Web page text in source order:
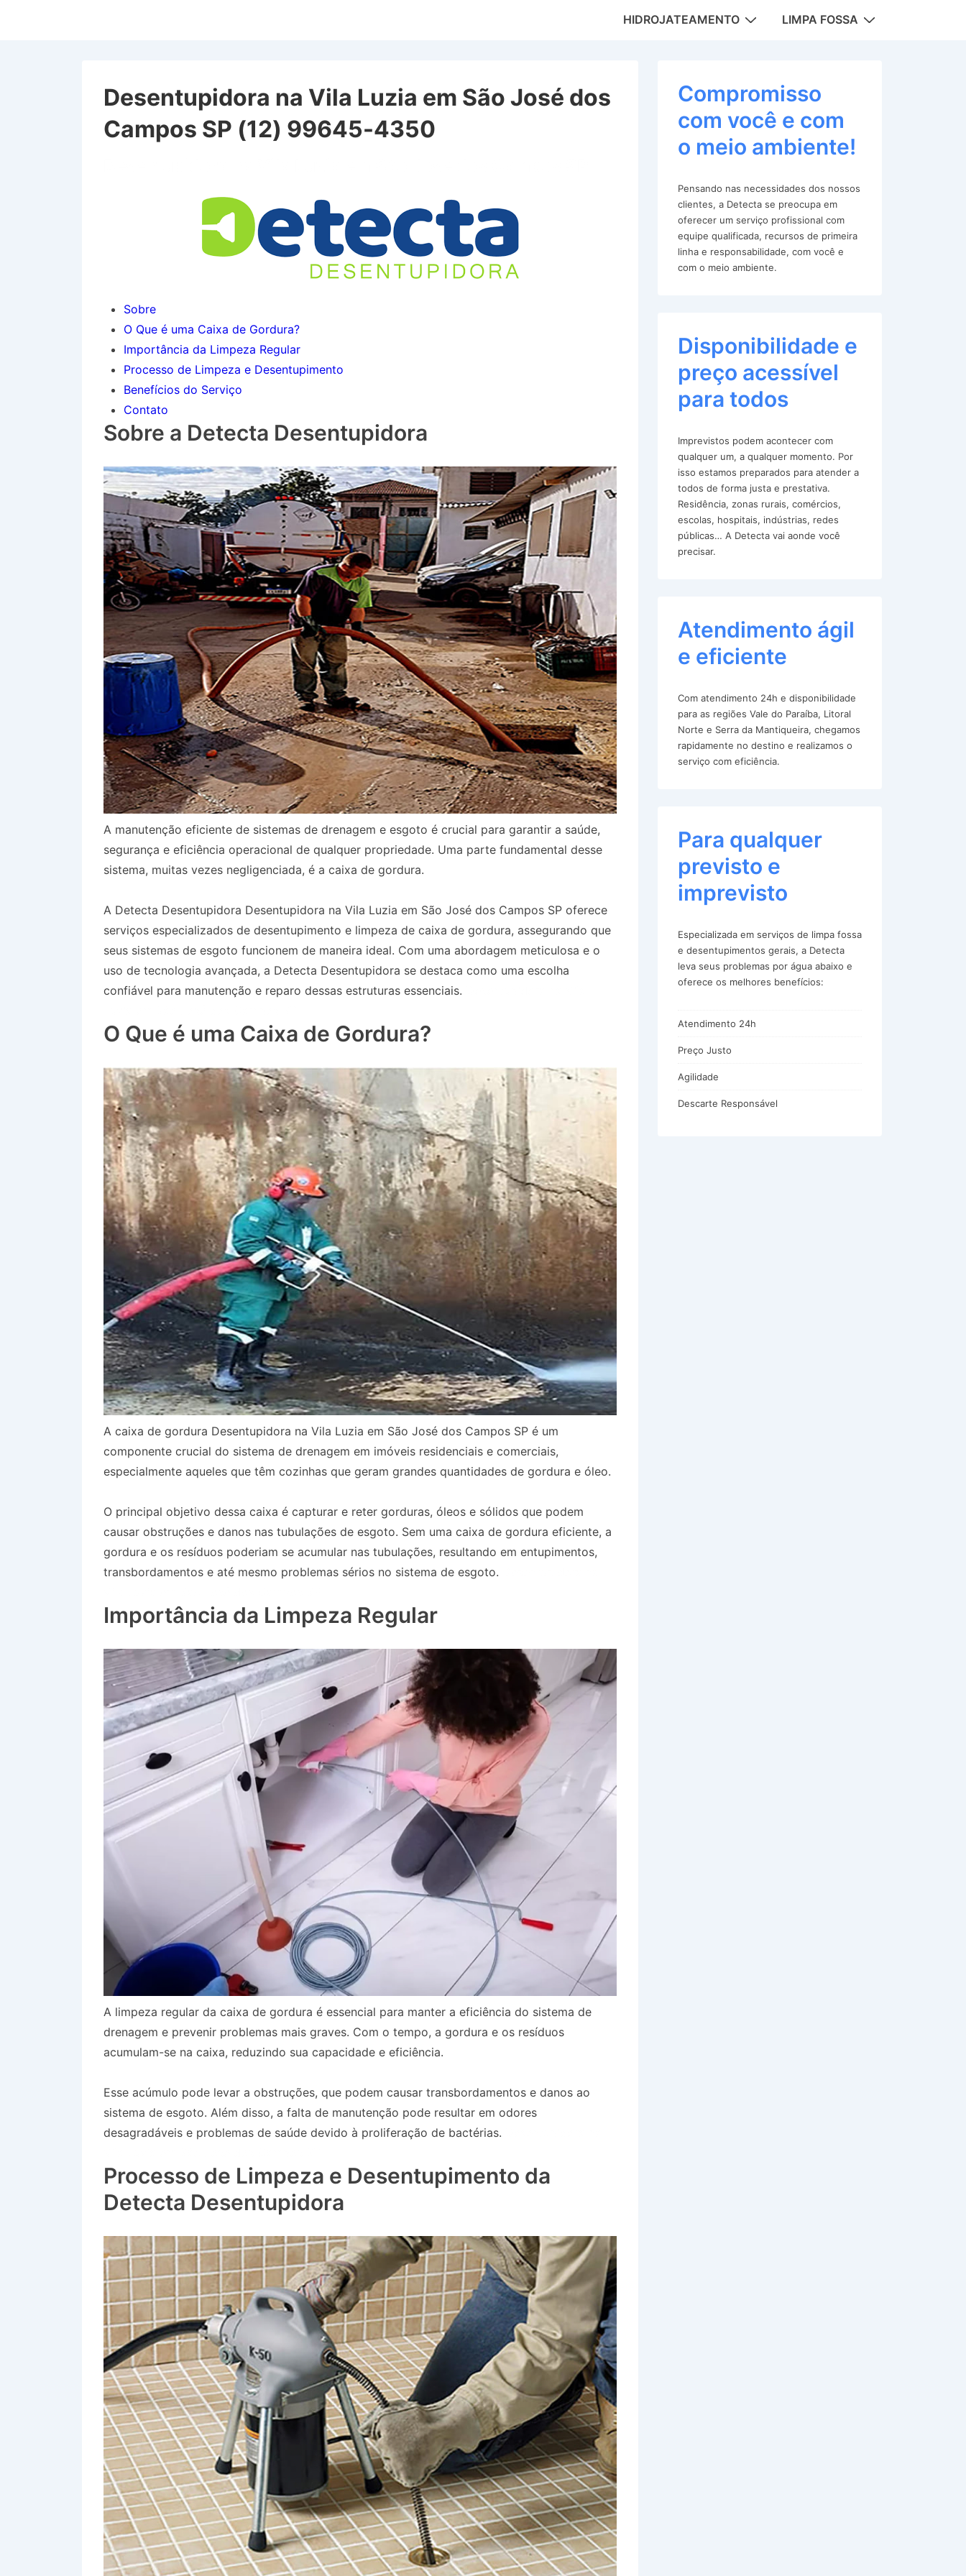
MainHIDROJATEAMENTO LIMPA FOSSA
Desentupidora na Vila Luzia em São José dos
Campos SP (12) 99645-4350
Sobre
O Que é uma Caixa de Gordura?
Importância da Limpeza Regular
Processo de Limpeza e Desentupimento
Benefícios do Serviço
Contato
Sobre a Detecta Desentupidora
A manutenção eficiente de sistemas de drenagem e esgoto é crucial para garantir a saúde,
segurança e eficiência operacional de qualquer propriedade. Uma parte fundamental desse
sistema, muitas vezes negligenciada, é a caixa de gordura.
A Detecta Desentupidora Desentupidora na Vila Luzia em São José dos Campos SP oferece
serviços especializados de desentupimento e limpeza de caixa de gordura, assegurando que
seus sistemas de esgoto funcionem de maneira ideal. Com uma abordagem meticulosa e o
uso de tecnologia avançada, a Detecta Desentupidora se destaca como uma escolha
confiável para manutenção e reparo dessas estruturas essenciais.
O Que é uma Caixa de Gordura?
A caixa de gordura Desentupidora na Vila Luzia em São José dos Campos SP é um
componente crucial do sistema de drenagem em imóveis residenciais e comerciais,
especialmente aqueles que têm cozinhas que geram grandes quantidades de gordura e óleo.
O principal objetivo dessa caixa é capturar e reter gorduras, óleos e sólidos que podem
causar obstruções e danos nas tubulações de esgoto. Sem uma caixa de gordura eficiente, a
gordura e os resíduos poderiam se acumular nas tubulações, resultando em entupimentos,
transbordamentos e até mesmo problemas sérios no sistema de esgoto.
Importância da Limpeza Regular
A limpeza regular da caixa de gordura é essencial para manter a eficiência do sistema de
drenagem e prevenir problemas mais graves. Com o tempo, a gordura e os resíduos
acumulam-se na caixa, reduzindo sua capacidade e eficiência.
Esse acúmulo pode levar a obstruções, que podem causar transbordamentos e danos ao
sistema de esgoto. Além disso, a falta de manutenção pode resultar em odores
desagradáveis e problemas de saúde devido à proliferação de bactérias.
Processo de Limpeza e Desentupimento da
Detecta Desentupidora
Compromisso
com você e com
o meio ambiente!
Pensando nas necessidades dos nossos
clientes, a Detecta se preocupa em
oferecer um serviço profissional com
equipe qualificada, recursos de primeira
linha e responsabilidade, com você e
com o meio ambiente.
Disponibilidade e
preço acessível
para todos
Imprevistos podem acontecer com
qualquer um, a qualquer momento. Por
isso estamos preparados para atender a
todos de forma justa e prestativa.
Residência, zonas rurais, comércios,
escolas, hospitais, indústrias, redes
públicas… A Detecta vai aonde você
precisar.
Atendimento ágil
e eficiente
Com atendimento 24h e disponibilidade
para as regiões Vale do Paraíba, Litoral
Norte e Serra da Mantiqueira, chegamos
rapidamente no destino e realizamos o
serviço com eficiência.
Para qualquer
previsto e
imprevisto
Especializada em serviços de limpa fossa
e desentupimentos gerais, a Detecta
leva seus problemas por água abaixo e
oferece os melhores benefícios:
Atendimento 24h
Preço Justo
Agilidade
Descarte Responsável